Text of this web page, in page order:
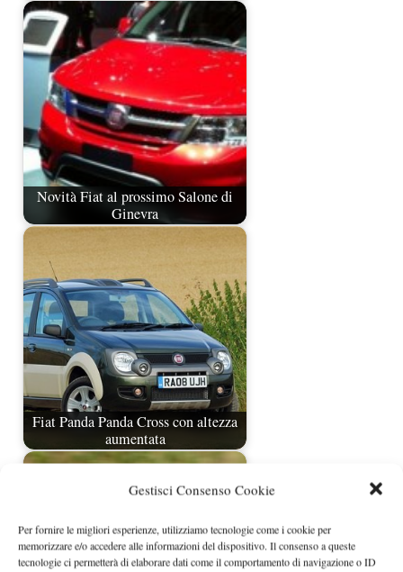
Gestisci Consenso Cookie
Per fornire le migliori esperienze, utilizziamo tecnologie come i cookie per
memorizzare e/o accedere alle informazioni del dispositivo. Il consenso a queste
tecnologie ci permetterà di elaborare dati come il comportamento di navigazione o ID
Novità Fiat al prossimo Salone di
Ginevra
Fiat Panda Panda Cross con altezza
aumentata